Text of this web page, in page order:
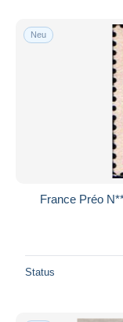
Kostenloser
PayPal
Gesamte Auswahl
Wohnsitz des
Neu
France Préo
Status